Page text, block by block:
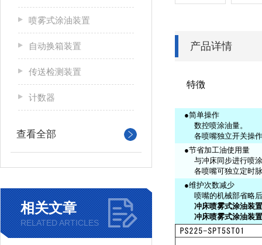
喷雾式涂油装置
自动换箱装置
传送检测装置
计数器
查看全部
相关文章
RELATED ARTICLES
产品详情
特徴
●简单操作
数控喷涂油量。
各喷嘴独立开关操
●节省加工油使用量
与冲床同步进行喷
各喷嘴可独立定时
●维护次数减少
喷嘴的机械部省略
冲床喷雾式涂油装
冲床喷雾式涂油装